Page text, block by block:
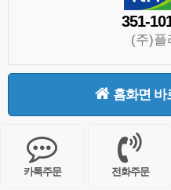
351-
(주)플
홈화면 바
카톡주문 전화주문